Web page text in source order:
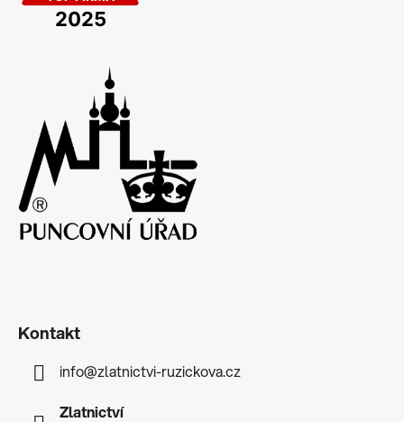
Kontakt
info@zlatnictvi-ruzickova.cz
Zlatnictví